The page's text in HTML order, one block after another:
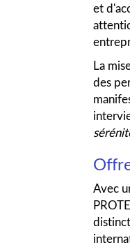
et
La
des
Avec